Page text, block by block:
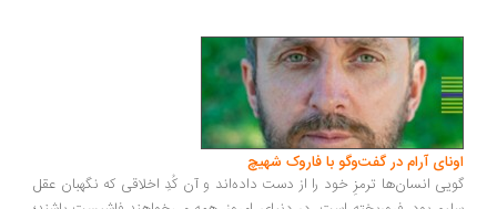
آرام در گفت‌وگو با فاروک شهیچ‭
انسان‌ها ترمزِ خود را از دست داده‌اند و آن کُدِ اخلاقی که نگهبان عقل